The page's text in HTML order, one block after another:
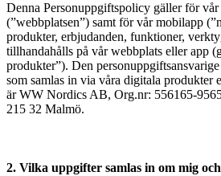
Denna Personuppgiftspolicy gäller för
(”webbplatsen”) samt för vår mobilapp
produkter, erbjudanden, funktioner,
tillhandahålls på vår webbplats eller app
produkter”). Den
som samlas in via våra digitala produkter
är WW Nordics AB, Org.nr: 556165-
215 32 Malmö.
2. Vilka uppgifter samlas in om mig